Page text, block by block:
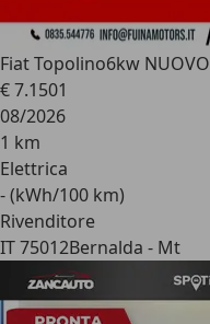
Fiat Topolino6kw NUOVO
€ 7.1501
08/2026
1 km
Elettrica
- (kWh/100 km)
Rivenditore
IT 75012Bernalda - Mt